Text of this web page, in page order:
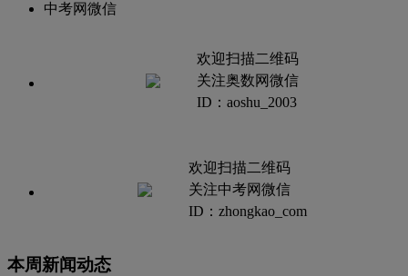
中考网微信
欢迎扫描二维码
关注奥数网微信
ID：aoshu_2003
欢迎扫描二维码
关注中考网微信
ID：zhongkao_com
本周新闻动态